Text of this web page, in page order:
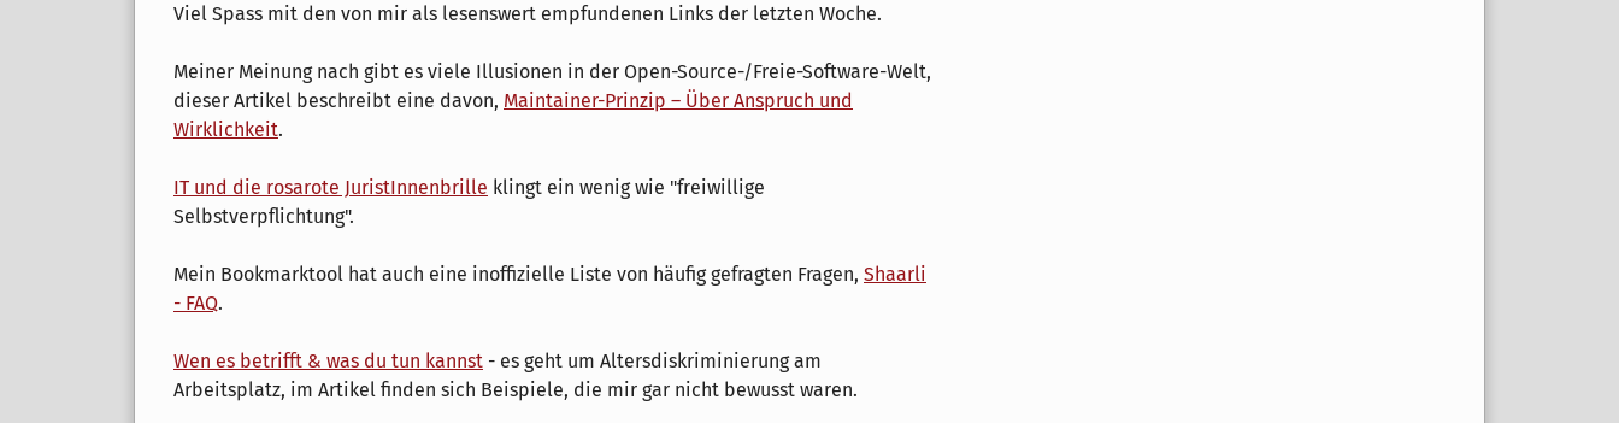
Viel Spass mit den von mir als lesenswert empfundenen Links der letzten Woche.
Meiner Meinung nach gibt es viele Illusionen in der Open-Source-/Freie-Software-Welt,
dieser Artikel beschreibt eine davon, Maintainer-Prinzip – Über Anspruch und
Wirklichkeit.
IT und die rosarote JuristInnenbrille klingt ein wenig wie "freiwillige
Selbstverpflichtung".
Mein Bookmarktool hat auch eine inoffizielle Liste von häufig gefragten Fragen, Shaarli
- FAQ.
Wen es betrifft & was du tun kannst - es geht um Altersdiskriminierung am
Arbeitsplatz, im Artikel finden sich Beispiele, die mir gar nicht bewusst waren.